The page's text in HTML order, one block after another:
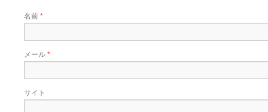
名前*
メール*
サイト